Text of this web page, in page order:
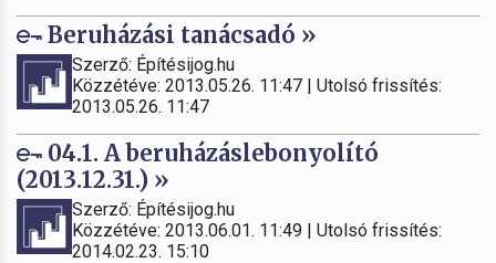
Beruházási tanácsadó »
Szerző: Építésijog.hu
Közzétéve: 2013.05.26. 11:47 | Utolsó frissítés:
2013.05.26. 11:47
04.1. A beruházáslebonyolító
(2013.12.31.) »
Szerző: Építésijog.hu
Közzétéve: 2013.06.01. 11:49 | Utolsó frissítés:
2014.02.23. 15:10